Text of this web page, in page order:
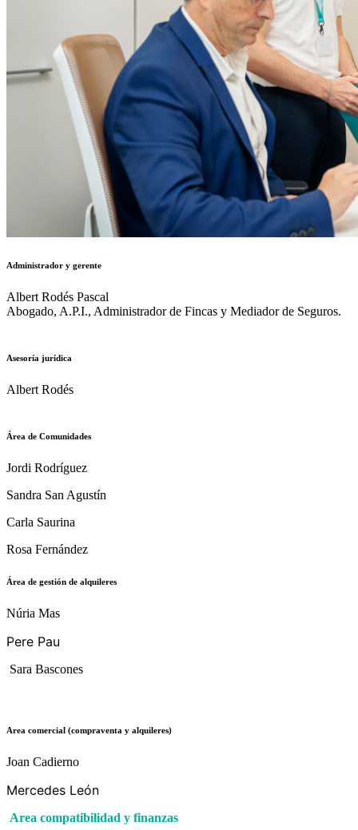
Administrador y gerente
Albert Rodés Pascal
Abogado, A.P.I., Administrador de Fincas y Mediador de Seguros.
Asesoría jurídica
Albert Rodés
Área de Comunidades
Jordi Rodríguez
Sandra San Agustín
Carla Saurina
Rosa Fernández
Área de gestión de alquileres
Núria Mas
Pere Pau
Sara Bascones
Area comercial (compraventa y alquileres)
Joan Cadierno
Mercedes León
Area compatibilidad y finanzas